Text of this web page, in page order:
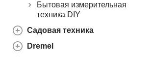
Бытовая измерительная
техника DIY
Садовая техника
Dremel